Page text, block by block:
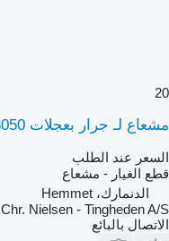
20
مشعاع لـ جرار بعجلات Valmet 8050
السعر عند الطلب
قطع الغيار - مشعاع
الدنمارك، Hemmet
Chr. Nielsen - Tingheden A/S
الاتصال بالبائع